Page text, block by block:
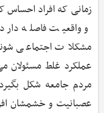
زمانی که افراد احساس
و واقعیت فاصله
مشکلات اجتماعی
عملکرد غلط
مردم جامعه شکل
عصبانیت و خشمشان